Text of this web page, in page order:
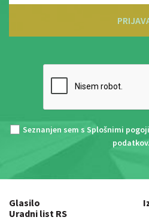
Seznanjen sem s Splošnimi pogoji
podatkov
Glasilo
Uradni list RS